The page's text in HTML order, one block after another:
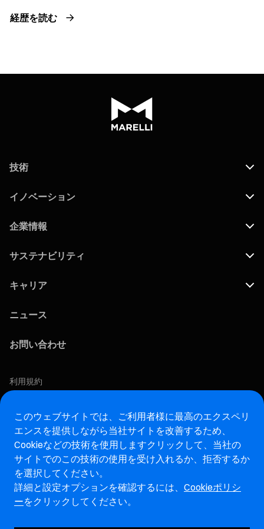
経歴を読む
技術
イノベーション
企業情報
サステナビリティ
キャリア
ニュース
お問い合わせ
利用規約
COOKIEポリシー
この求人に応募する
アフターマーケットウェブサイト
マレリ・インテグリティホットライン・ウェブサイト
このウェブサイトでは、ご利用者様に最高のエクスペリ
エンスを提供しながら当社サイトを改善するため、
Cookieなどの技術を使用しますクリックして、当社の
サイトでのこの技術の使用を受け入れるか、拒否するか
を選択してください。
詳細と設定オプションを確認するには、 Cookieポリシ
ーをクリックしてください。